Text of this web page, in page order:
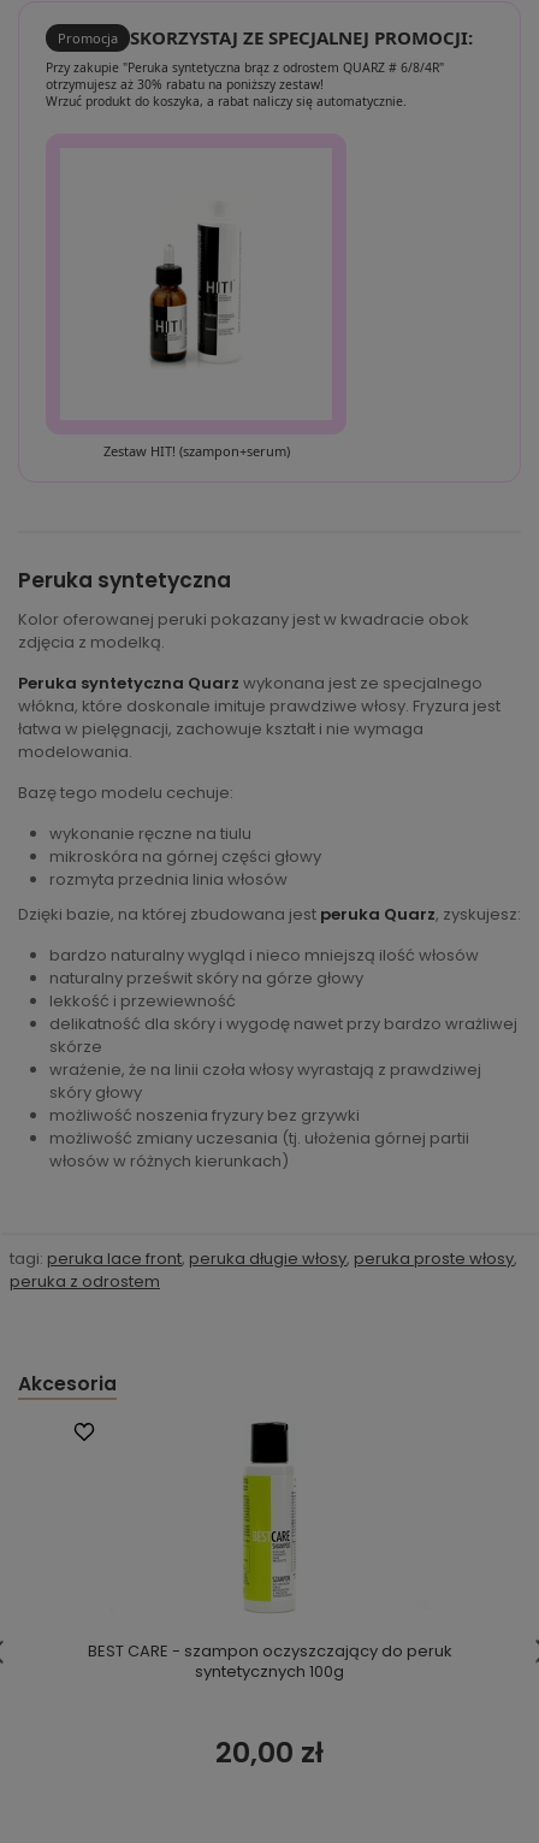
Promocja SKORZYSTAJ ZE SPECJALNEJ PROMOCJI:
Przy zakupie "Peruka syntetyczna brąz z odrostem QUARZ # 6/8/4R"
otrzymujesz aż 30% rabatu na poniższy zestaw!
Wrzuć produkt do koszyka, a rabat naliczy się automatycznie.
Zestaw HIT! (szampon+serum)
Peruka syntetyczna
Kolor oferowanej peruki pokazany jest w kwadracie obok
zdjęcia z modelką.
Peruka syntetyczna Quarz wykonana jest ze specjalnego
włókna, które doskonale imituje prawdziwe włosy. Fryzura jest
łatwa w pielęgnacji, zachowuje kształt i nie wymaga
modelowania.
Bazę tego modelu cechuje:
wykonanie ręczne na tiulu
mikroskóra na górnej części głowy
rozmyta przednia linia włosów
Dzięki bazie, na której zbudowana jest peruka Quarz, zyskujesz:
bardzo naturalny wygląd i nieco mniejszą ilość włosów
naturalny prześwit skóry na górze głowy
lekkość i przewiewność
delikatność dla skóry i wygodę nawet przy bardzo wrażliwej
skórze
wrażenie, że na linii czoła włosy wyrastają z prawdziwej
skóry głowy
możliwość noszenia fryzury bez grzywki
możliwość zmiany uczesania (tj. ułożenia górnej partii
włosów w różnych kierunkach)
tagi: peruka lace front, peruka długie włosy, peruka proste włosy,
peruka z odrostem
Akcesoria
BEST CARE - szampon oczyszczający do peruk
syntetycznych 100g
20,00 zł